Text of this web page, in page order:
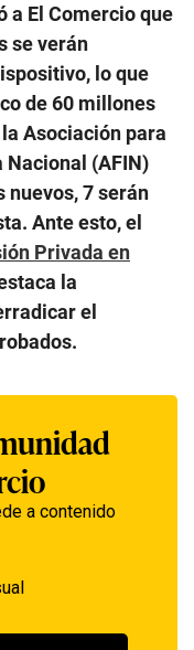
a El Comercio que
se verán
lo que
de 60 millones
Asociación para
(AFIN)
nuevos, 7 serán
Ante esto, el
Privada en
la
el